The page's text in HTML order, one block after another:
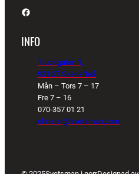
Facebook
INFO
Truckgatan 1,
931 27 Skellefteå
Mån – Tors 7 – 17
Fre 7 – 16
070-357 01 21
christer@svetsman.com